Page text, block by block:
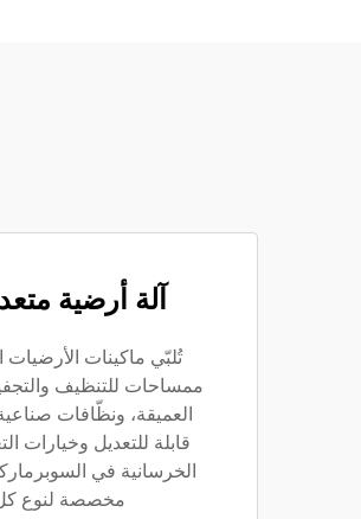
آلة أرضية
تُلبّي ماكينات
ممساحات للتنظيف
العميقة، ونظّافات
قابلة للتعديل وخيارات
الخرسانية في
مخصصة لنوع كل